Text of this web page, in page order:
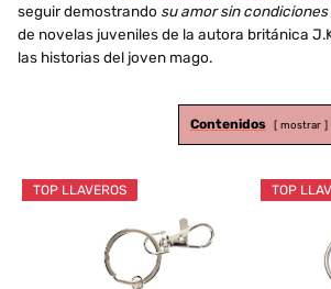
seguir demostrando su amor sin condiciones
de novelas juveniles de la autora británica
las historias del joven mago.
Contenidos mostrar
TOP LLAVEROS TOP